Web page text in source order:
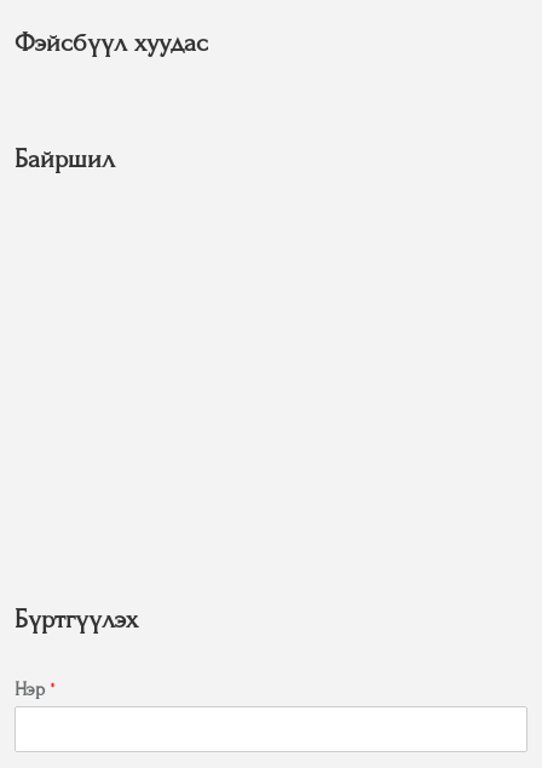
Фэйсбүүл хуудас
Байршил
Бүртгүүлэх
Нэр *